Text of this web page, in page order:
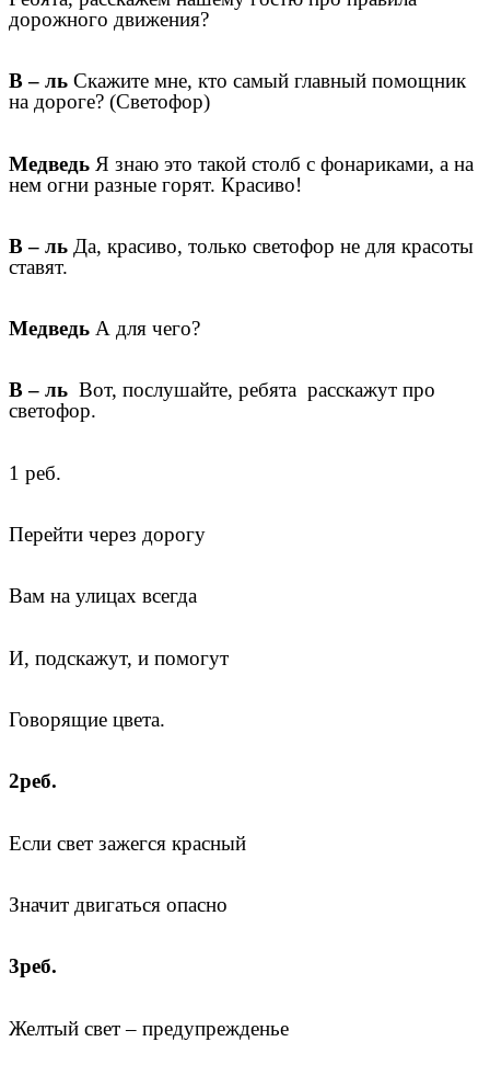
дорожного движения?
В – ль Скажите мне, кто самый главный помощник
на дороге? (Светофор)
Медведь Я знаю это такой столб с фонариками, а на
нем огни разные горят. Красиво!
В – ль Да, красиво, только светофор не для красоты
ставят.
Медведь А для чего?
В – ль Вот, послушайте, ребята расскажут про
светофор.
1 реб.
Перейти через дорогу
Вам на улицах всегда
И, подскажут, и помогут
Говорящие цвета.
2реб.
Если свет зажегся красный
Значит двигаться опасно
3реб.
Желтый свет – предупрежденье